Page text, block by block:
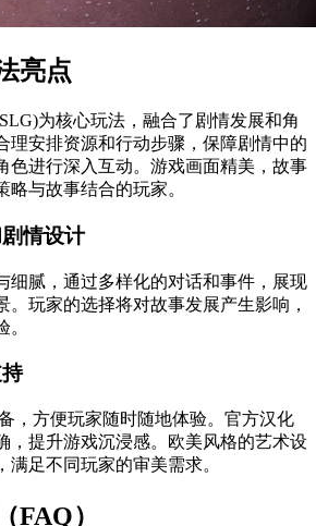
亮点
为核心玩法，融合了剧情发展和角
理安排资源和行动步骤，保障剧情中的
色进行深入互动。游戏画面精美，故事
与故事结合的玩家。
情设计
细腻，通过多样化的对话和事件，展现
。玩家的选择将对故事发展产生影响，
，方便玩家随时随地体验。官方汉化
，提升游戏沉浸感。欧美风格的艺术设
足不同玩家的审美需求。
FAQ）